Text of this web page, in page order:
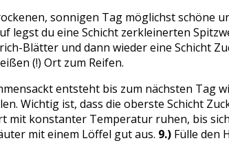
sonnigen Tag möglichst schöne
legst du eine Schicht zerkleinerten
Blätter und dann wieder eine Schicht
(!) Ort zum Reifen.
entsteht bis zum nächsten Tag
Wichtig ist, dass die oberste Schicht
mit konstanter Temperatur ruhen, bis
mit einem Löffel gut aus. 9.) Fülle den